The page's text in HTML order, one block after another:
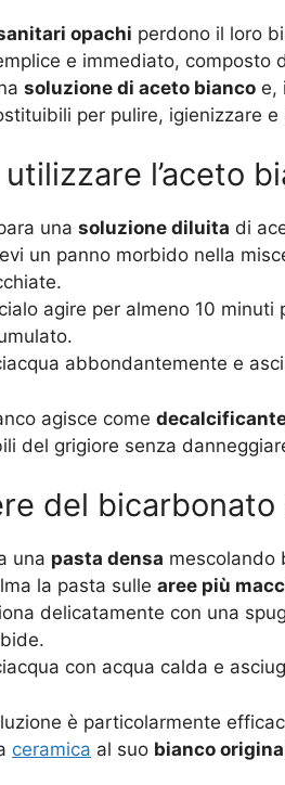
opachi perdono il loro
e immediato, composto
soluzione di aceto bianco e,
per pulire, igienizzare
l’aceto
una soluzione diluita di
un panno morbido nella
agire per almeno 10
abbondantemente e
agisce come
del grigiore senza
del bicarbonato
una pasta densa mescolando
la pasta sulle aree più
delicatamente con una
con acqua calda e
è particolarmente
ceramica al suo bianco